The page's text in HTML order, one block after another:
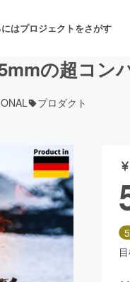
はプロジェクトをさがす
舞台・パフォー
フード・飲食店
の超コン
プロダクト